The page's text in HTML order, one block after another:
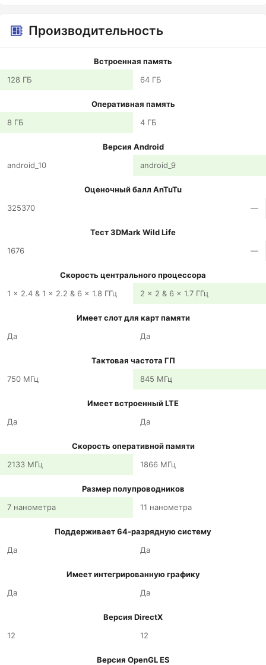
Производительность
Встроенная память
128 ГБ
64 ГБ
Оперативная память
8 ГБ
4 ГБ
Версия Android
android_10
android_9
Оценочный балл AnTuTu
325370
—
Тест 3DMark Wild Life
1676
—
Скорость центрального процессора
1 x 2.4 & 1 x 2.2 & 6 x 1.8 ГГц
2 x 2 & 6 x 1.7 ГГц
Имеет слот для карт памяти
Да
Да
Тактовая частота ГП
750 МГц
845 МГц
Имеет встроенный LTE
Да
Да
Скорость оперативной памяти
2133 МГц
1866 МГц
Размер полупроводников
7 нанометра
11 нанометра
Поддерживает 64-разрядную систему
Да
Да
Имеет интегрированную графику
Да
Да
Версия DirectX
12
12
Версия OpenGL ES